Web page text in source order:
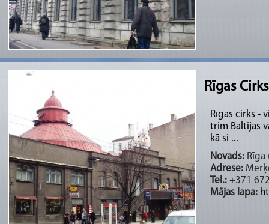
Rīgas Cirks
Rīgas cirks -
trim Baltijas
kā si ...
Novads: Rīga
Adrese:
Tel.: +371
Mājas lapa: